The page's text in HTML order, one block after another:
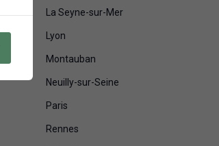
La Seyne-sur-Mer
Lyon
Montauban
Neuilly-sur-Seine
Paris
Rennes